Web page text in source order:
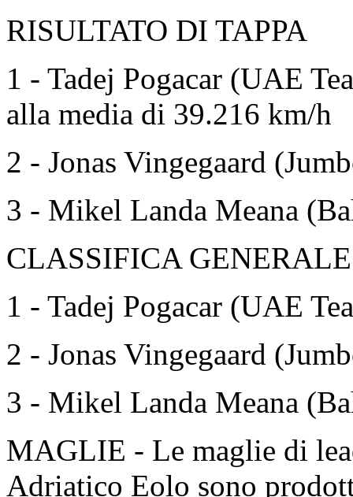
RISULTATO DI TAPPA
1 - Tadej Pogacar (UAE
alla media di 39.216 km/h
2 - Jonas Vingegaard
3 - Mikel Landa Meana
CLASSIFICA GENERALE
1 - Tadej Pogacar (UAE
2 - Jonas Vingegaard
3 - Mikel Landa Meana
MAGLIE - Le maglie di
Adriatico Eolo sono